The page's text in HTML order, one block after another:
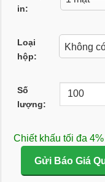
in:
Loại
hộp:
Số
lượng:
Chiết khấu tối đa
Gửi Báo Giá